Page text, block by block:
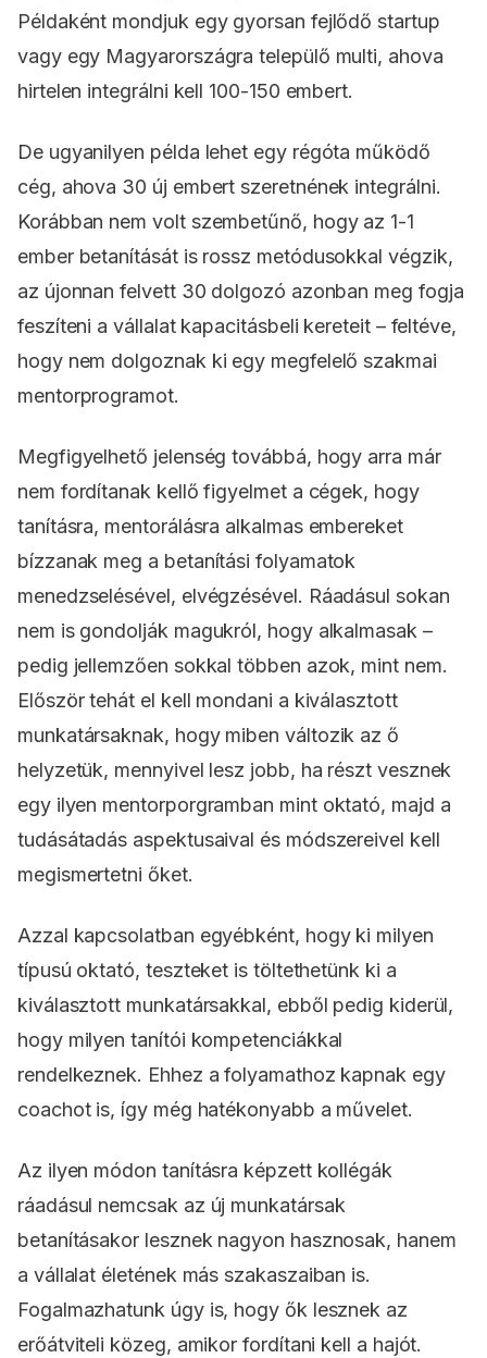
Példaként mondjuk egy gyorsan fejlődő startup
vagy egy Magyarországra települő multi, ahova
hirtelen integrálni kell 100-150 embert.
De ugyanilyen példa lehet egy régóta működő
cég, ahova 30 új embert szeretnének integrálni.
Korábban nem volt szembetűnő, hogy az 1-1
ember betanítását is rossz metódusokkal végzik,
az újonnan felvett 30 dolgozó azonban meg fogja
feszíteni a vállalat kapacitásbeli kereteit – feltéve,
hogy nem dolgoznak ki egy megfelelő szakmai
mentorprogramot.
Megfigyelhető jelenség továbbá, hogy arra már
nem fordítanak kellő figyelmet a cégek, hogy
tanításra, mentorálásra alkalmas embereket
bízzanak meg a betanítási folyamatok
menedzselésével, elvégzésével. Ráadásul sokan
nem is gondolják magukról, hogy alkalmasak –
pedig jellemzően sokkal többen azok, mint nem.
Először tehát el kell mondani a kiválasztott
munkatársaknak, hogy miben változik az ő
helyzetük, mennyivel lesz jobb, ha részt vesznek
egy ilyen mentorporgramban mint oktató, majd a
tudásátadás aspektusaival és módszereivel kell
megismertetni őket.
Azzal kapcsolatban egyébként, hogy ki milyen
típusú oktató, teszteket is töltethetünk ki a
kiválasztott munkatársakkal, ebből pedig kiderül,
hogy milyen tanítói kompetenciákkal
rendelkeznek. Ehhez a folyamathoz kapnak egy
coachot is, így még hatékonyabb a művelet.
Az ilyen módon tanításra képzett kollégák
ráadásul nemcsak az új munkatársak
betanításakor lesznek nagyon hasznosak, hanem
a vállalat életének más szakaszaiban is.
Fogalmazhatunk úgy is, hogy ők lesznek az
erőátviteli közeg, amikor fordítani kell a hajót.